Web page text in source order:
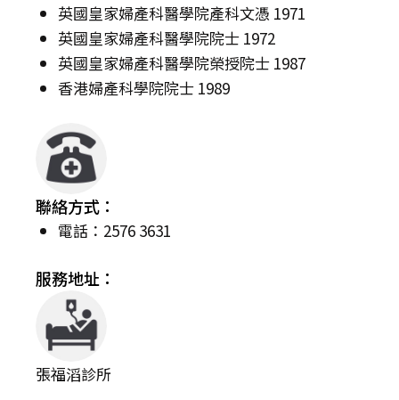
英國皇家婦產科醫學院產科文憑 1971
英國皇家婦產科醫學院院士 1972
英國皇家婦產科醫學院榮授院士 1987
香港婦產科學院院士 1989
聯絡方式：
電話：2576 3631
服務地址：
張福滔診所